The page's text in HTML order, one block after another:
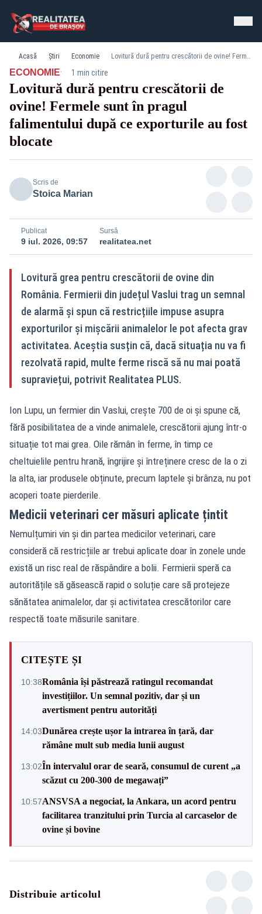
Acasă Știri Economie Lovitură dură pentru crescătorii de ovine! Fermele sunt în pragul falimentului după ce exporturile au fost blocate
ECONOMIE· 1 min citire
Lovitură dură pentru crescătorii de
ovine! Fermele sunt în pragul
falimentului după ce exporturile au fost
blocate
Scris de
Stoica Marian
Publicat
9 iul. 2026, 09:57
Sursă
realitatea.net
Lovitură grea pentru crescătorii de ovine din
România. Fermierii din județul Vaslui trag un semnal
de alarmă și spun că restricțiile impuse asupra
exporturilor și mișcării animalelor le pot afecta grav
activitatea. Aceștia susțin că, dacă situația nu va fi
rezolvată rapid, multe ferme riscă să nu mai poată
supraviețui, potrivit Realitatea PLUS.
Ion Lupu, un fermier din Vaslui, crește 700 de oi și spune că,
fără posibilitatea de a vinde animalele, crescătorii ajung într-o
situație tot mai grea. Oile rămân în ferme, în timp ce
cheltuielile pentru hrană, îngrijire și întreținere cresc de la o zi
la alta, iar produsele obținute, precum laptele și brânza, nu pot
acoperi toate pierderile.
Medicii veterinari cer măsuri aplicate țintit
Nemulțumiri vin și din partea medicilor veterinari, care
consideră că restricțiile ar trebui aplicate doar în zonele unde
există un risc real de răspândire a bolii. Fermierii speră ca
autoritățile să găsească rapid o soluție care să protejeze
sănătatea animalelor, dar și activitatea crescătorilor care
respectă toate măsurile sanitare.
CITEȘTE ȘI
10:38România își păstrează ratingul recomandat
investițiilor. Un semnal pozitiv, dar și un
avertisment pentru autorități
14:03Dunărea crește ușor la intrarea în țară, dar
rămâne mult sub media lunii august
13:02În intervalul orar de seară, consumul de curent „a
scăzut cu 200-300 de megawați”
10:57ANSVSA a negociat, la Ankara, un acord pentru
facilitarea tranzitului prin Turcia al carcaselor de
ovine și bovine
Distribuie articolul